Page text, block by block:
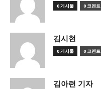
0 게시물 0 코멘트
김시현
0 게시물 0 코멘트
김아련 기자